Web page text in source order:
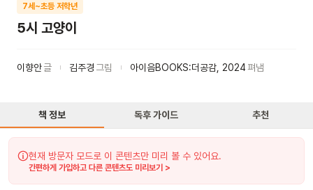
7세~초등 저학년
5시 고양이
이향안글 김주경 그림 아이음BOOKS:더공감 2024펴냄
책 정보 독후 가이드 추천
현재 방문자 모드로 이 콘텐츠만 미리 볼 수 있어요.
간편하게 가입하고 다른 콘텐츠도 미리보기 >